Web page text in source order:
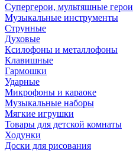
Супергерои, мультяшные герои
Музыкальные инструменты
Струнные
Духовые
Ксилофоны и металлофоны
Клавишные
Гармошки
Ударные
Микрофоны и караоке
Музыкальные наборы
Мягкие игрушки
Товары для детской комнаты
Ходунки
Доски для рисования